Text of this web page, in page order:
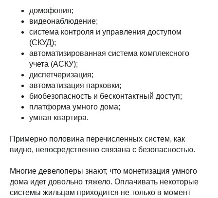
домофония;
видеонаблюдение;
система контроля и управления доступом
(СКУД);
автоматизированная система комплексного
учета (АСКУ);
диспетчеризация;
автоматизация парковки;
биобезопасность и бесконтактный доступ;
платформа умного дома;
умная квартира.
Примерно половина перечисленных систем, как
видно, непосредственно связана с безопасностью.
Многие девелоперы знают, что монетизация умного
дома идет довольно тяжело. Оплачивать некоторые
системы жильцам приходится не только в момент